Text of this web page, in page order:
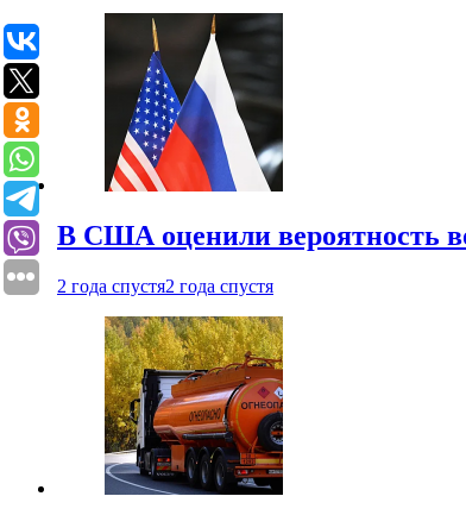
В США оценили вероятность
2 года спустя2 года спустя